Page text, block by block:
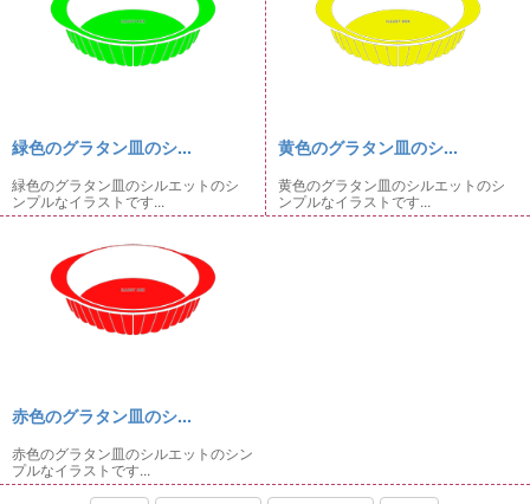
緑色のグラタン皿のシ...
緑色のグラタン皿のシルエットのシ
ンプルなイラストです...
黄色のグラタン皿のシ...
黄色のグラタン皿のシルエットのシ
ンプルなイラストです...
赤色のグラタン皿のシ...
赤色のグラタン皿のシルエットのシン
プルなイラストです...